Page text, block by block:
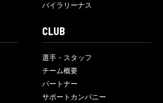
バイラリーナス
CLUB
選手・スタッフ
チーム概要
パートナー
サポートカンパニー